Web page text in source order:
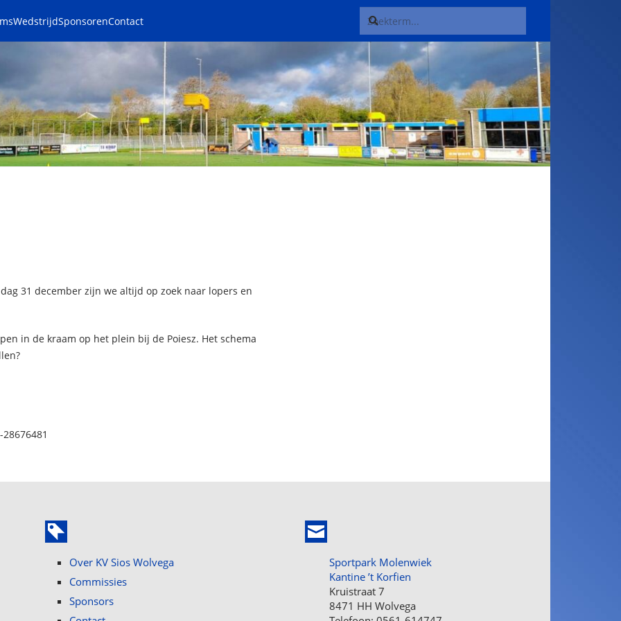
WedstrijdSponsorenContact
31 december zijn we altijd op zoek naar lopers en
in de kraam op het plein bij de Poiesz. Het schema
Over KV Sios Wolvega
Commissies
Sponsors
Sportpark Molenwiek
Kantine ’t Korfien
Kruistraat 7
8471 HH Wolvega